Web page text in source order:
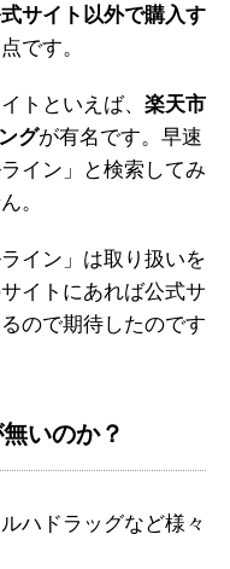
式サイト以外で購入す
です。
トといえば、 楽天市
グが有名です。早速
イン」と検索してみ
。
イン」は取り扱いを
イトにあれば公式サ
ので期待したのです
いのか？
ハドラッグなど様々